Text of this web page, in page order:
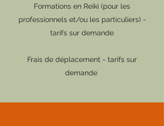
Formations en Reiki (pour les
professionnels et/ou les particuliers) -
tarifs sur demande
Frais de déplacement - tarifs sur
demande